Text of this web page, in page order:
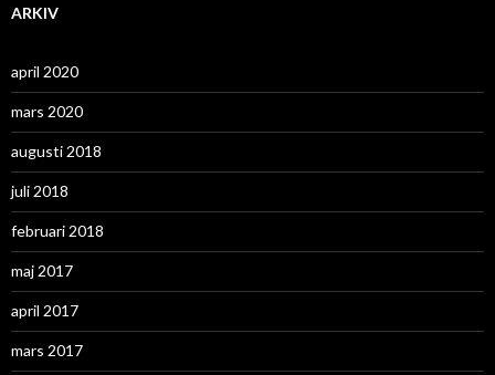
ARKIV
april 2020
mars 2020
augusti 2018
juli 2018
februari 2018
maj 2017
april 2017
mars 2017